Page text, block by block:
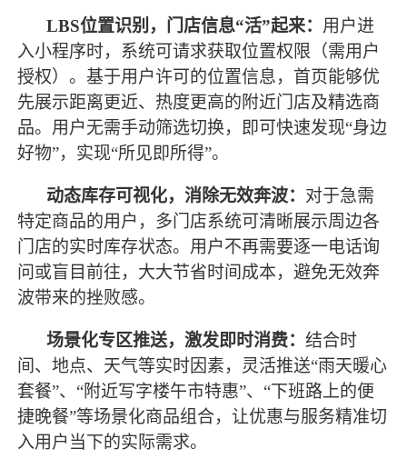
LBS位置识别，门店信息“活”起来： 用户进
入小程序时，系统可请求获取位置权限（需用户
授权）。基于用户许可的位置信息，首页能够优
先展示距离更近、热度更高的附近门店及精选商
品。用户无需手动筛选切换，即可快速发现“身边
好物”，实现“所见即所得”。
动态库存可视化，消除无效奔波： 对于急需
特定商品的用户，多门店系统可清晰展示周边各
门店的实时库存状态。用户不再需要逐一电话询
问或盲目前往，大大节省时间成本，避免无效奔
波带来的挫败感。
场景化专区推送，激发即时消费：结合时
间、地点、天气等实时因素，灵活推送“雨天暖心
套餐”、“附近写字楼午市特惠”、“下班路上的便
捷晚餐”等场景化商品组合，让优惠与服务精准切
入用户当下的实际需求。